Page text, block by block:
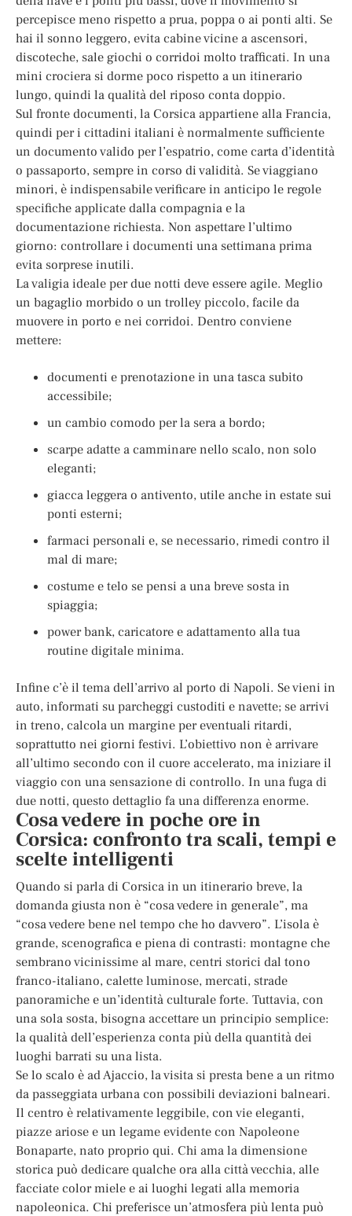
percepisce meno rispetto a prua, poppa o ai ponti alti. Se
hai il sonno leggero, evita cabine vicine a ascensori,
discoteche, sale giochi o corridoi molto trafficati. In una
mini crociera si dorme poco rispetto a un itinerario
lungo, quindi la qualità del riposo conta doppio.
Sul fronte documenti, la Corsica appartiene alla Francia,
quindi per i cittadini italiani è normalmente sufficiente
un documento valido per l’espatrio, come carta d’identità
o passaporto, sempre in corso di validità. Se viaggiano
minori, è indispensabile verificare in anticipo le regole
specifiche applicate dalla compagnia e la
documentazione richiesta. Non aspettare l’ultimo
giorno: controllare i documenti una settimana prima
evita sorprese inutili.
La valigia ideale per due notti deve essere agile. Meglio
un bagaglio morbido o un trolley piccolo, facile da
muovere in porto e nei corridoi. Dentro conviene
mettere:
documenti e prenotazione in una tasca subito
accessibile;
un cambio comodo per la sera a bordo;
scarpe adatte a camminare nello scalo, non solo
eleganti;
giacca leggera o antivento, utile anche in estate sui
ponti esterni;
farmaci personali e, se necessario, rimedi contro il
mal di mare;
costume e telo se pensi a una breve sosta in
spiaggia;
power bank, caricatore e adattamento alla tua
routine digitale minima.
Infine c’è il tema dell’arrivo al porto di Napoli. Se vieni in
auto, informati su parcheggi custoditi e navette; se arrivi
in treno, calcola un margine per eventuali ritardi,
soprattutto nei giorni festivi. L’obiettivo non è arrivare
all’ultimo secondo con il cuore accelerato, ma iniziare il
viaggio con una sensazione di controllo. In una fuga di
due notti, questo dettaglio fa una differenza enorme.
Cosa vedere in poche ore in
Corsica: confronto tra scali, tempi e
scelte intelligenti
Quando si parla di Corsica in un itinerario breve, la
domanda giusta non è “cosa vedere in generale”, ma
“cosa vedere bene nel tempo che ho davvero”. L’isola è
grande, scenografica e piena di contrasti: montagne che
sembrano vicinissime al mare, centri storici dal tono
franco-italiano, calette luminose, mercati, strade
panoramiche e un’identità culturale forte. Tuttavia, con
una sola sosta, bisogna accettare un principio semplice:
la qualità dell’esperienza conta più della quantità dei
luoghi barrati su una lista.
Se lo scalo è ad Ajaccio, la visita si presta bene a un ritmo
da passeggiata urbana con possibili deviazioni balneari.
Il centro è relativamente leggibile, con vie eleganti,
piazze ariose e un legame evidente con Napoleone
Bonaparte, nato proprio qui. Chi ama la dimensione
storica può dedicare qualche ora alla città vecchia, alle
facciate color miele e ai luoghi legati alla memoria
napoleonica. Chi preferisce un’atmosfera più lenta può